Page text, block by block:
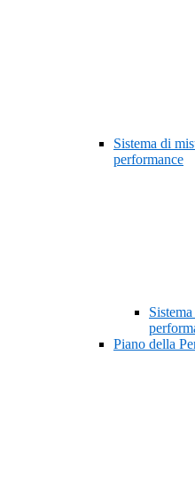
Sistema di
performance
Piano della